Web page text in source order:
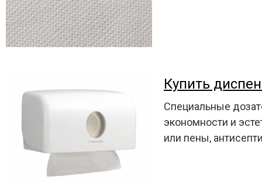
Купить
Специальные
экономности и
или пены,